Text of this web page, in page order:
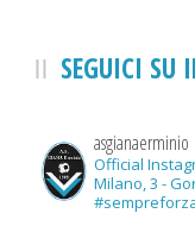
SEGUICI SU
asgianaerminio
Official
Milano, 3 -